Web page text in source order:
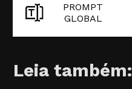
PROMPT
GLOBAL
Leia também: